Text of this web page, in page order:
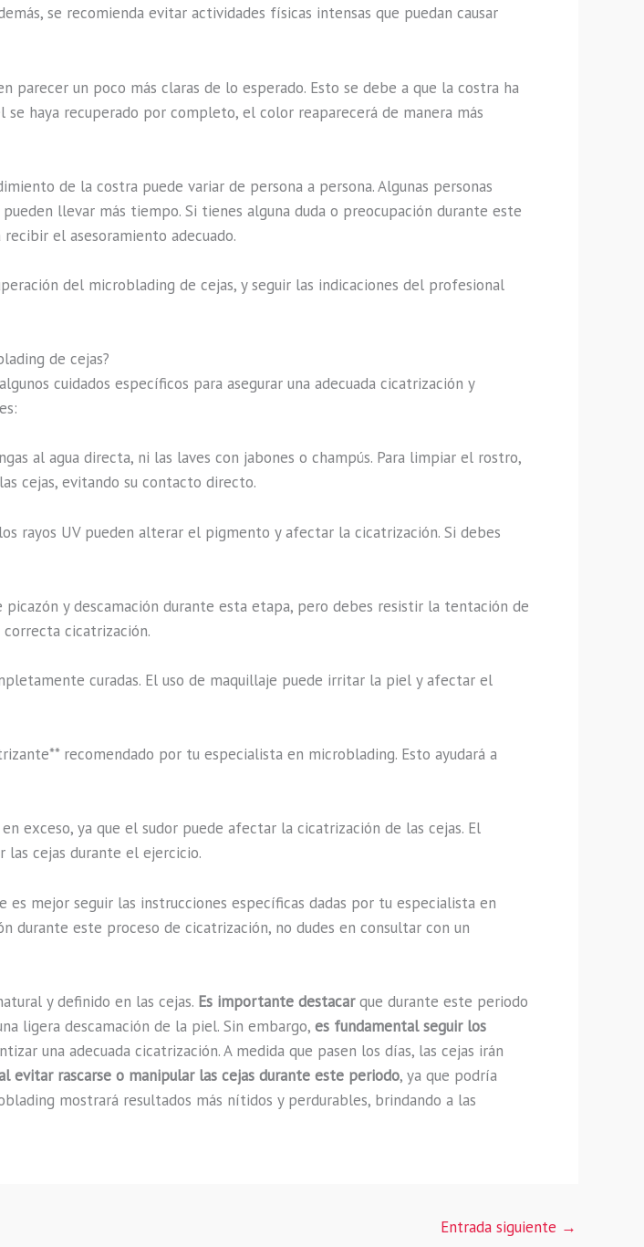
se recomienda evitar actividades físicas intensas que puedan causar
parecer un poco más claras de lo esperado. Esto se debe a que la costra ha
haya recuperado por completo, el color reaparecerá de manera más
de la costra puede variar de persona a persona. Algunas personas
llevar más tiempo. Si tienes alguna duda o preocupación durante este
el asesoramiento adecuado.
del microblading de cejas, y seguir las indicaciones del profesional
de cejas?
cuidados específicos para asegurar una adecuada cicatrización y
al agua directa, ni las laves con jabones o champús. Para limpiar el rostro,
cejas, evitando su contacto directo.
rayos UV pueden alterar el pigmento y afectar la cicatrización. Si debes
y descamación durante esta etapa, pero debes resistir la tentación de
cicatrización.
curadas. El uso de maquillaje puede irritar la piel y afectar el
recomendado por tu especialista en microblading. Esto ayudará a
exceso, ya que el sudor puede afectar la cicatrización de las cejas. El
cejas durante el ejercicio.
mejor seguir las instrucciones específicas dadas por tu especialista en
durante este proceso de cicatrización, no dudes en consultar con un
y definido en las cejas. Es importante destacarque durante este periodo
ligera descamación de la piel. Sin embargo, es fundamental seguir los
una adecuada cicatrización. A medida que pasen los días, las cejas irán
evitar rascarse o manipular las cejas durante este periodo, ya que podría
mostrará resultados más nítidos y perdurables, brindando a las
Entrada siguiente →